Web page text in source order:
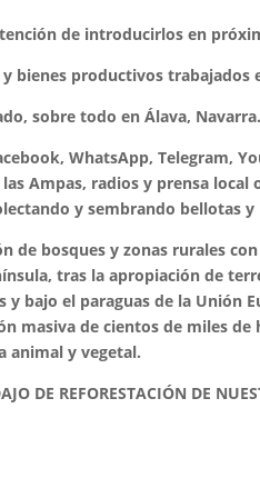
de introducirlos en
bienes productivos trabajados
sobre todo en Álava,
WhatsApp, Telegram,
Ampas, radios y prensa local
y sembrando bellotas
de bosques y zonas rurales
tras la apropiación de
bajo el paraguas de la Unión
masiva de cientos de miles
animal y vegetal.
DE REFORESTACIÓN DE